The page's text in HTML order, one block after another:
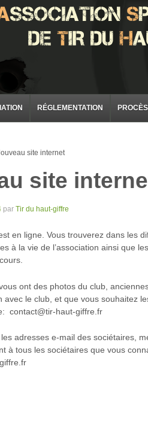
RÉGLEMENTATION
site internet
site
par Tir du haut-giffre
en ligne. Vous trouverez dans les
à la vie de l’association ainsi que
ont des photos du club,
avec le club, et que vous souhaitez
contact@tir-haut-giffre.fr
les adresses e-mail des sociétaires,
à tous les sociétaires que vous